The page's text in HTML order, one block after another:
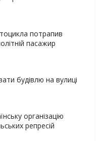
потрапив
пасажир
будівлю на вулиці
організацію
репресій